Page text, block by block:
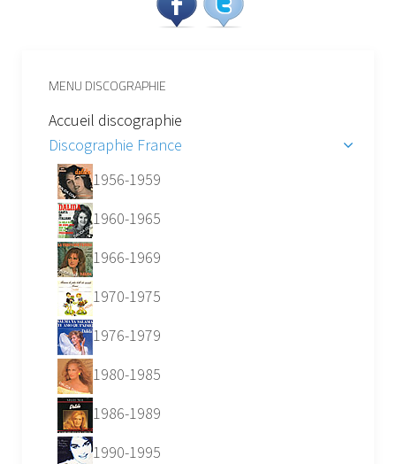
MENU DISCOGRAPHIE
Accueil discographie
Discographie France
1956-1959
1960-1965
1966-1969
1970-1975
1976-1979
1980-1985
1986-1989
1990-1995